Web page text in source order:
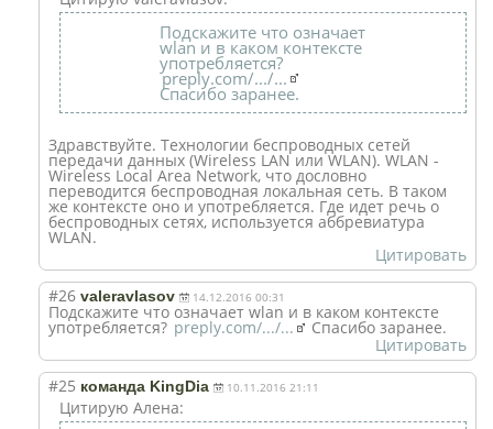
Подскажите что означает
wlan и в каком контексте
употребляется?
preply.com/.../...
Спасибо заранее.
Здравствуйте. Технологии беспроводных сетей
передачи данных (Wireless LAN или WLAN). WLAN -
Wireless Local Area Network, что дословно
переводится беспроводная локальная сеть. В таком
же контексте оно и употребляется. Где идет речь о
беспроводных сетях, используется аббревиатура
WLAN.
Цитировать
#26 valeravlasov 14.12.2016 00:31
Подскажите что означает wlan и в каком контексте
употребляется? preply.com/.../...
Спасибо заранее.
Цитировать
#25 команда KingDia 10.11.2016 21:11
Цитирую Алена: